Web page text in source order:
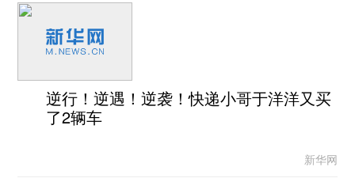
逆行！逆遇！逆袭！快递小哥于洋洋又买
了2辆车
新华网